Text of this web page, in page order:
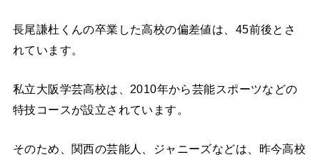
長尾謙杜くんの卒業した高校の偏差値は、45前後とさ
れています。
私立大阪学芸高校は、2010年から芸能スポーツなどの
特技コースが設立されています。
そのため、関西の芸能人、ジャニーズなどは、昨今高校